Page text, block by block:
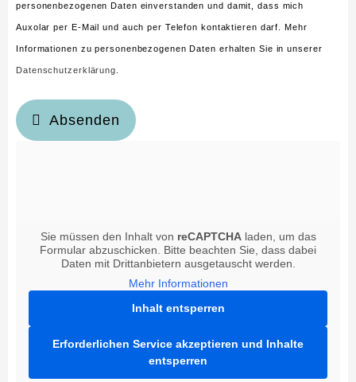
personenbezogenen Daten einverstanden und damit, dass mich
Auxolar per E-Mail und auch per Telefon kontaktieren darf. Mehr
Informationen zu personenbezogenen Daten erhalten Sie in unserer
Datenschutzerklärung
Absenden
Sie müssen den Inhalt von reCAPTCHAladen, um das
Formular abzuschicken. Bitte beachten Sie, dass dabei
Daten mit Drittanbietern ausgetauscht werden.
Mehr Informationen
Inhalt entsperren
Erforderlichen Service akzeptieren und Inhalte
entsperren